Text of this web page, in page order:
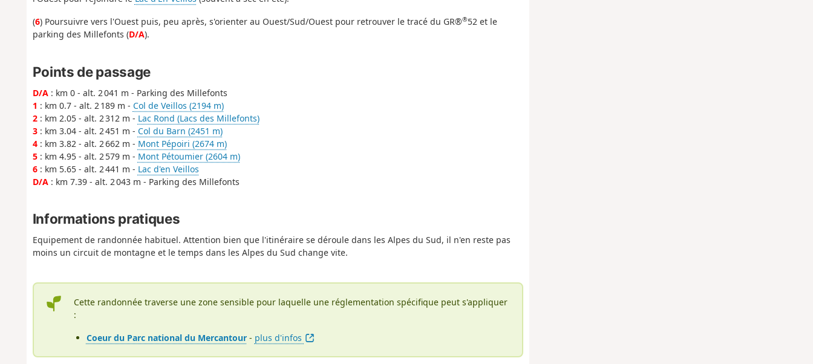
(6) Poursuivre vers l'Ouest puis, peu après, s'orienter au Ouest/Sud/Ouest pour retrouver le tracé du GR®®52 et le
parking des Millefonts (D/A).
Points de passage
D/A: km 0 - alt. 2 041 m - Parking des Millefonts
1 : km 0.7 - alt. 2 189 m - Col de Veillos (2194 m)
2: km 2.05 - alt. 2 312 m - Lac Rond (Lacs des Millefonts)
3: km 3.04 - alt. 2 451 m - Col du Barn (2451 m)
4: km 3.82 - alt. 2 662 m - Mont Pépoiri (2674 m)
5: km 4.95 - alt. 2 579 m - Mont Pétoumier (2604 m)
6: km 5.65 - alt. 2 441 m - Lac d'en Veillos
D/A: km 7.39 - alt. 2 043 m - Parking des Millefonts
Informations pratiques
Equipement de randonnée habituel. Attention bien que l'itinéraire se déroule dans les Alpes du Sud, il n'en reste pas
moins un circuit de montagne et le temps dans les Alpes du Sud change vite.
Cette randonnée traverse une zone sensible pour laquelle une réglementation spécifique peut s'appliquer
:
Coeur du Parc national du Mercantour- plus d'infos